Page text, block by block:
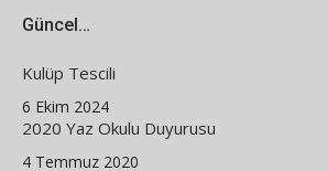
Güncel…
Kulüp Tescili
6 Ekim 2024
2020 Yaz Okulu Duyurusu
4 Temmuz 2020